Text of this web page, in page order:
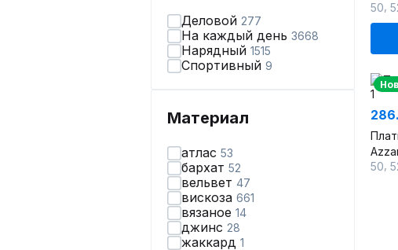
Деловой 277
На каждый день 3668
Нарядный 1515
Спортивный 9
Материал
атлас 53
бархат 52
вельвет 47
вискоза 661
вязаное 14
джинс 28
жаккард 1
50
50